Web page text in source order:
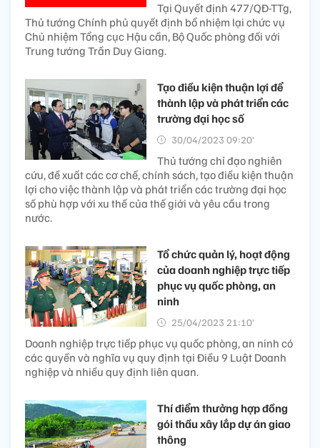
Tại Quyết định 477/QĐ-TTg,
Thủ tướng Chính phủ quyết định bổ nhiệm lại chức vụ
Chủ nhiệm Tổng cục Hậu cần, Bộ Quốc phòng đối với
Trung tướng Trần Duy Giang.
Tạo điều kiện thuận lợi để
thành lập và phát triển các
trường đại học số
30/04/2023 09:20’
Thủ tướng chỉ đạo nghiên
cứu, đề xuất các cơ chế, chính sách, tạo điều kiện thuận
lợi cho việc thành lập và phát triển các trường đại học
số phù hợp với xu thế của thế giới và yêu cầu trong
nước.
Tổ chức quản lý, hoạt động
của doanh nghiệp trực tiếp
phục vụ quốc phòng, an
ninh
25/04/2023 21:10’
Doanh nghiệp trực tiếp phục vụ quốc phòng, an ninh có
các quyền và nghĩa vụ quy định tại Điều 9 Luật Doanh
nghiệp và nhiều quy định liên quan.
Thí điểm thưởng hợp đồng
gói thầu xây lắp dự án giao
thông